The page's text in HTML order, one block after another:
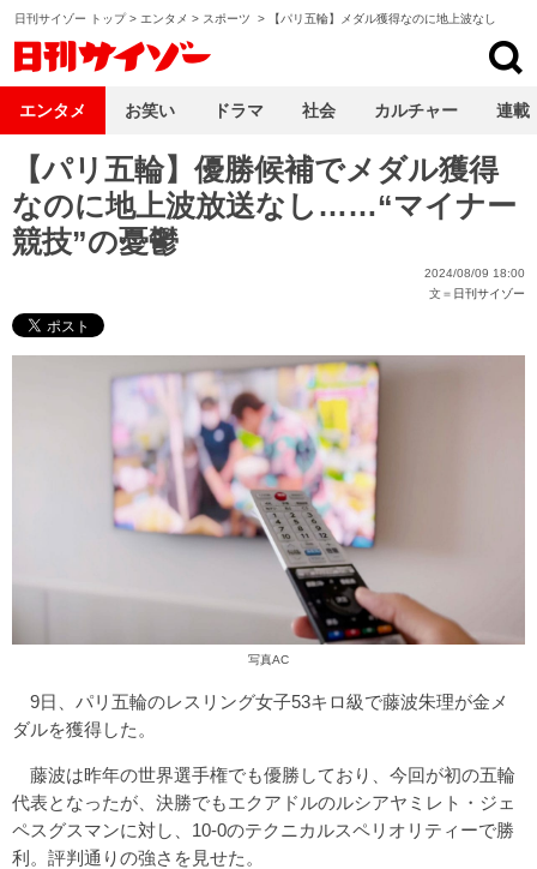
日刊サイゾー トップ> エンタメ > スポーツ > 【パリ五輪】メダル獲得なのに地上波なし
【パリ五輪】優勝候補でメダル獲得
なのに地上波放送なし……“マイナー
競技”の憂鬱
2024/08/09 18:00
文＝ 日刊サイゾー
写真AC
9日、パリ五輪のレスリング女子53キロ級で藤波朱理が金メ
ダルを獲得した。
藤波は昨年の世界選手権でも優勝しており、今回が初の五輪
代表となったが、決勝でもエクアドルのルシアヤミレト・ジェ
ペスグスマンに対し、10-0のテクニカルスペリオリティーで勝
利。評判通りの強さを見せた。
エンタメ お笑い ドラマ 社会 カルチャー 連載